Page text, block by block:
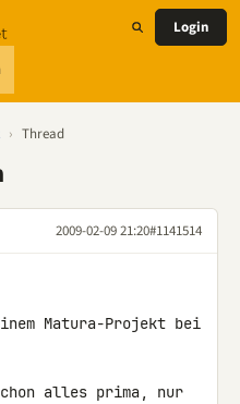
Login
› Thread
2009-02-09 21:20#1141514
Matura-Projekt bei
alles prima, nur